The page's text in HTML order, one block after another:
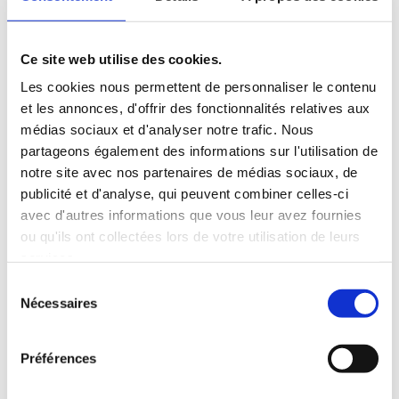
Ce site web utilise des cookies.
Les cookies nous permettent de personnaliser le contenu
et les annonces, d'offrir des fonctionnalités relatives aux
médias sociaux et d'analyser notre trafic. Nous
partageons également des informations sur l'utilisation de
notre site avec nos partenaires de médias sociaux, de
publicité et d'analyse, qui peuvent combiner celles-ci
avec d'autres informations que vous leur avez fournies
ou qu'ils ont collectées lors de votre utilisation de leurs
Nécessaires
Préférences
pour préserver ou améliorer votre